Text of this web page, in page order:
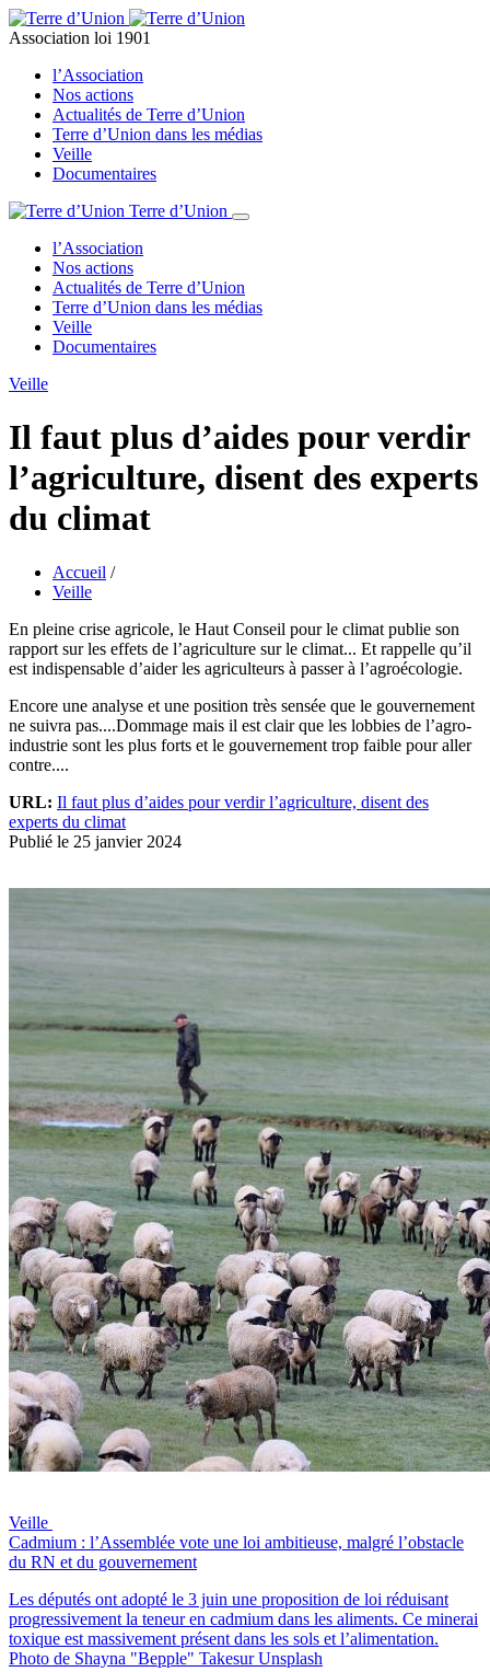
Association loi 1901
l’Association
Nos actions
Actualités de Terre d’Union
Terre d’Union dans les médias
Veille
Documentaires
Terre d’Union
l’Association
Nos actions
Actualités de Terre d’Union
Terre d’Union dans les médias
Veille
Documentaires
Veille
Il faut plus d’aides pour verdir
l’agriculture, disent des experts
du climat
Accueil /
Veille
En pleine crise agricole, le Haut Conseil pour le climat publie son
rapport sur les effets de l’agriculture sur le climat... Et rappelle qu’il
est indispensable d’aider les agriculteurs à passer à l’agroécologie.
Encore une analyse et une position très sensée que le gouvernement
ne suivra pas....Dommage mais il est clair que les lobbies de l’agro-
industrie sont les plus forts et le gouvernement trop faible pour aller
contre....
URL: Il faut plus d’aides pour verdir l’agriculture, disent des
experts du climat
Publié le 25 janvier 2024
Veille
Cadmium : l’Assemblée vote une loi ambitieuse, malgré l’obstacle
du RN et du gouvernement
Les députés ont adopté le 3 juin une proposition de loi réduisant
progressivement la teneur en cadmium dans les aliments. Ce minerai
toxique est massivement présent dans les sols et l’alimentation.
Photo de Shayna "Bepple" Takesur Unsplash